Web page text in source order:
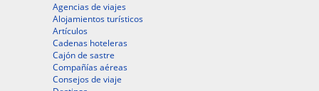
Agencias de viajes
Alojamientos turísticos
Artículos
Cadenas hoteleras
Cajón de sastre
Compañías aéreas
Consejos de viaje